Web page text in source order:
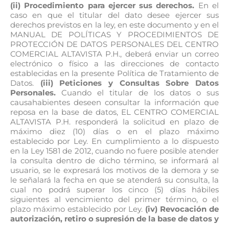
(ii) Procedimiento para ejercer sus derechos. En el
caso en que el titular del dato desee ejercer sus
derechos previstos en la ley, en este documento y en el
MANUAL DE POLÍTICAS Y PROCEDIMIENTOS DE
PROTECCIÓN DE DATOS PERSONALES DEL CENTRO
COMERCIAL ALTAVISTA P.H., deberá enviar un correo
electrónico o físico a las direcciones de contacto
establecidas en la presente Política de Tratamiento de
Datos. (iii) Peticiones y Consultas Sobre Datos
Personales. Cuando el titular de los datos o sus
causahabientes deseen consultar la información que
reposa en la base de datos, EL CENTRO COMERCIAL
ALTAVISTA P.H. responderá la solicitud en plazo de
máximo diez (10) días o en el plazo máximo
establecido por Ley. En cumplimiento a lo dispuesto
en la Ley 1581 de 2012, cuando no fuere posible atender
la consulta dentro de dicho término, se informará al
usuario, se le expresará los motivos de la demora y se
le señalará la fecha en que se atenderá su consulta, la
cual no podrá superar los cinco (5) días hábiles
siguientes al vencimiento del primer término, o el
plazo máximo establecido por Ley. (iv) Revocación de
autorización, retiro o supresión de la base de datos y